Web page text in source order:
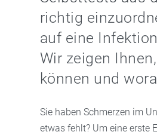
richtig
auf eine
Wir zeigen
können und
Sie haben Schmerzen im
etwas fehlt? Um eine erste